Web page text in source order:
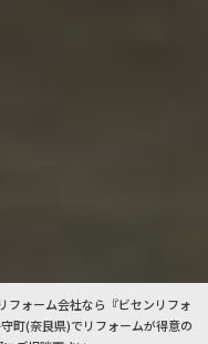
フォーム会社なら『ビセンリフォ
町(奈良県)でリフォームが得意の